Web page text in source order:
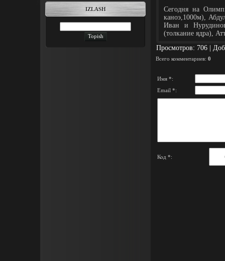
IZLASH
Сегодня на
каноэ,1000м),
Иван и
(толкание ядра),
Просмотров: 706 |
Всего комментариев: 0
Имя *:
Email *:
Код *: